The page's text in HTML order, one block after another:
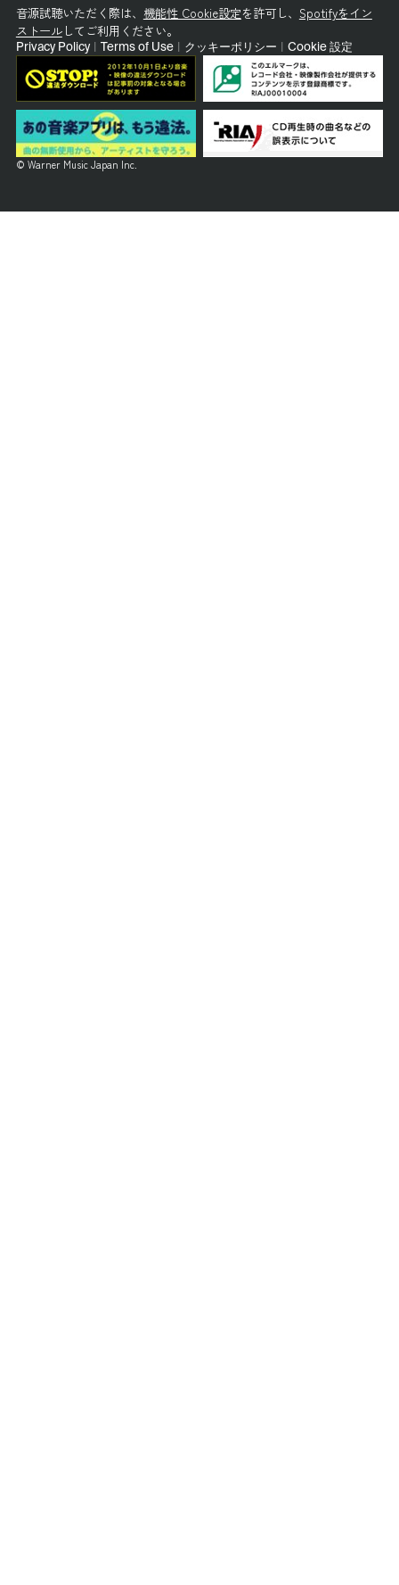
音源試聴いただく際は、 機能性 Cookie設定を許可し、 Spotifyをイン
ストールしてご利用ください。
Privacy Policy Terms of Use クッキーポリシー Cookie 設定
© Warner Music Japan Inc.